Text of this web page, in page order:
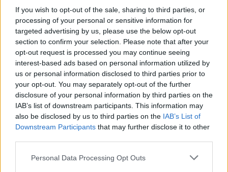
If you wish to opt-out of the sale, sharing to third parties, or
processing of your personal or sensitive information for
targeted advertising by us, please use the below opt-out
section to confirm your selection. Please note that after your
opt-out request is processed you may continue seeing
interest-based ads based on personal information utilized by
us or personal information disclosed to third parties prior to
your opt-out. You may separately opt-out of the further
disclosure of your personal information by third parties on the
IAB’s list of downstream participants. This information may
also be disclosed by us to third parties on the IAB’s List of
Downstream Participants that may further disclose it to other
Personal Data Processing Opt Outs
Ειδήσεις 5-8-2026